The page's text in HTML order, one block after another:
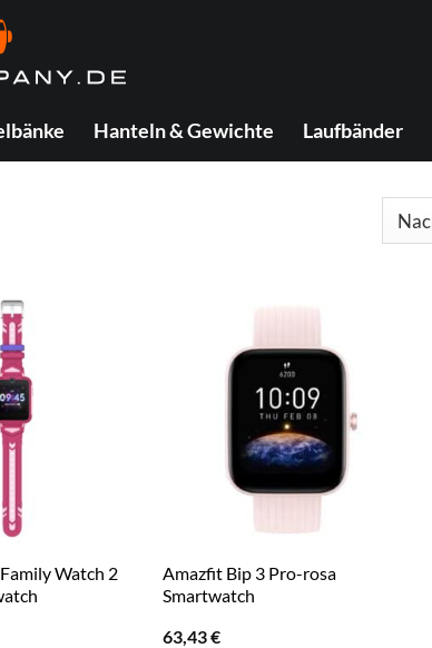
Hanteln & Gewichte Laufbänder
Watch 2
Amazfit Bip 3 Pro-rosa
Smartwatch
63,43€